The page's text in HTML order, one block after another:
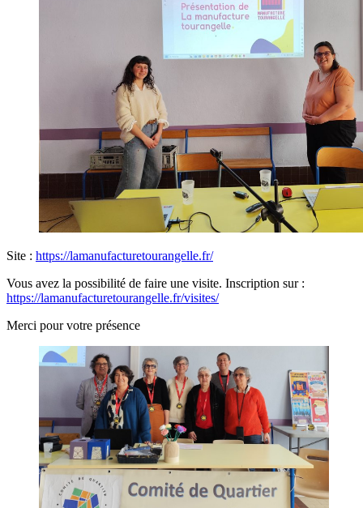
Site : https://lamanufacturetourangelle.fr/
Vous avez la possibilité de faire une visite. Inscription sur :
https://lamanufacturetourangelle.fr/visites/
Merci pour votre présence